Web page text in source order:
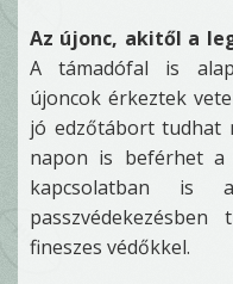
Az újonc, akitől a
A támadófal is
újoncok érkeztek
jó edzőtábort tudhat
napon is beférhet a
kapcsolatban
fineszes védőkkel.